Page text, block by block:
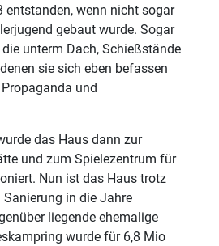
entstanden, wenn nicht sogar
gebaut wurde. Sogar
unterm Dach, Schießstände
sie sich eben befassen
und
das Haus dann zur
und zum Spielezentrum für
Nun ist das Haus trotz
in die Jahre
liegende ehemalige
wurde für 6,8 Mio